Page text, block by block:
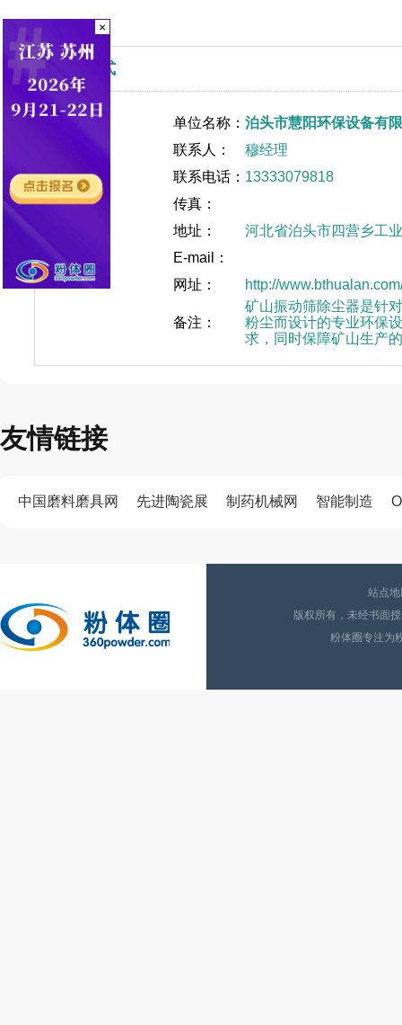
联系方式
单位名称： 泊头市慧阳环保设备有
联系人：
穆经理
联系电话： 13333079818
传真：
地址：
河北省泊头市四营乡工
E-mail：
网址：
http://
备注：
矿山振动筛除尘器是针
粉尘而设计的专业环保
求，同时保障矿山生产
友情链接
中国磨料磨具网 先进陶瓷展 制药机械网 智能制造
站点
版权所有，未经书面
粉体圈专注为
×